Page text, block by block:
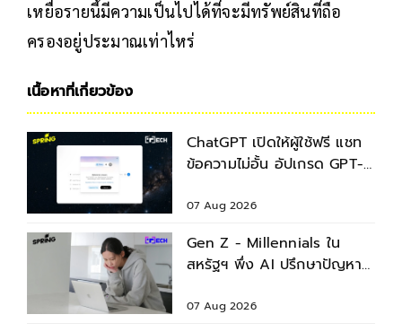
เหยื่อรายนี้มีความเป็นไปได้ที่จะมีทรัพย์สินที่ถือ
ครองอยู่ประมาณเท่าไหร่
เนื้อหาที่เกี่ยวข้อง
ChatGPT เปิดให้ผู้ใช้ฟรี แชท
ข้อความไม่อั้น อัปเกรด GPT-
07 Aug 2026
Gen Z - Millennials ใน
สหรัฐฯ พึ่ง AI ปรึกษาปัญหา
07 Aug 2026